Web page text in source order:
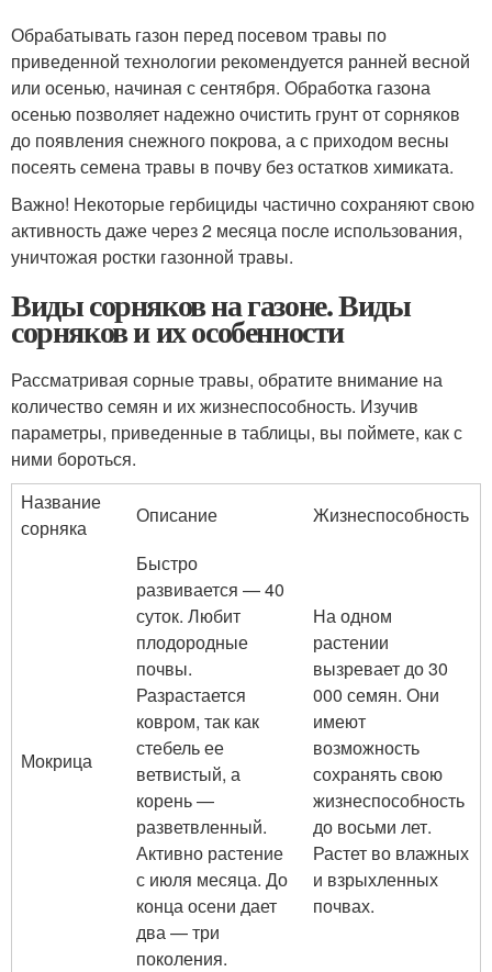
Обрабатывать газон перед посевом травы по
приведенной технологии рекомендуется ранней весной
или осенью, начиная с сентября. Обработка газона
осенью позволяет надежно очистить грунт от сорняков
до появления снежного покрова, а с приходом весны
посеять семена травы в почву без остатков химиката.
Важно! Некоторые гербициды частично сохраняют свою
активность даже через 2 месяца после использования,
уничтожая ростки газонной травы.
Виды сорняков на газоне. Виды
сорняков и их особенности
Рассматривая сорные травы, обратите внимание на
количество семян и их жизнеспособность. Изучив
параметры, приведенные в таблицы, вы поймете, как с
ними бороться.
Название
сорняка
Описание Жизнеспособность
Мокрица
Быстро
развивается — 40
суток. Любит
плодородные
почвы.
Разрастается
ковром, так как
стебель ее
ветвистый, а
корень —
разветвленный.
Активно растение
с июля месяца. До
конца осени дает
два — три
поколения.
На одном
растении
вызревает до 30
000 семян. Они
имеют
возможность
сохранять свою
жизнеспособность
до восьми лет.
Растет во влажных
и взрыхленных
почвах.